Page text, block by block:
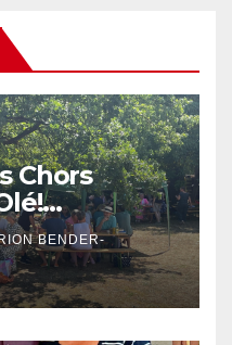
Chors
bei bestem
BENDER-